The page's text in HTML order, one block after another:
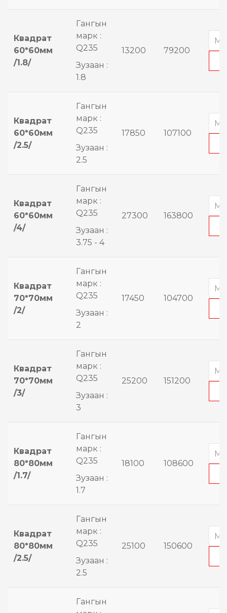
Квадрат
60*60мм
/1.8/
Гангын
марк :
Q235
Зузаан :
1.8
13200 79200
Квадрат
60*60мм
/2.5/
Гангын
марк :
Q235
Зузаан :
2.5
17850 107100
Квадрат
60*60мм
/4/
Гангын
марк :
Q235
Зузаан :
3.75 - 4
27300 163800
Квадрат
70*70мм
/2/
Гангын
марк :
Q235
Зузаан :
2
17450 104700
Квадрат
70*70мм
/3/
Гангын
марк :
Q235
Зузаан :
3
25200 151200
Квадрат
80*80мм
/1.7/
Гангын
марк :
Q235
Зузаан :
1.7
18100 108600
Квадрат
80*80мм
/2.5/
Гангын
марк :
Q235
Зузаан :
2.5
25100 150600
Гангын